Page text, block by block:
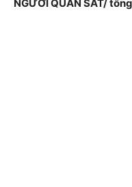
NGƯỜI QUAN SÁT/